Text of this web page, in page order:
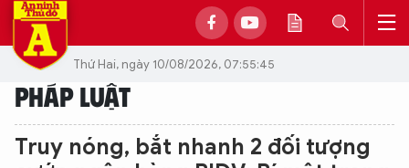
Thứ Hai, ngày 10/08/2026, 07:55:45
PHÁP LUẬT
Truy nóng, bắt nhanh 2 đối tượng